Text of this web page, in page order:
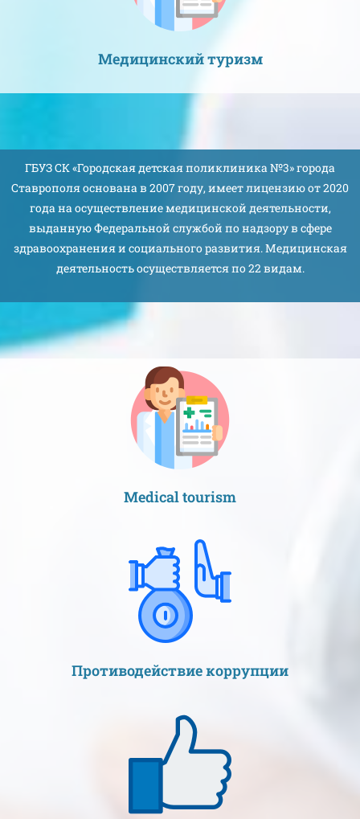
Медицинский туризм
ГБУЗ СК «Городская детская поликлиника №3» города
Ставрополя основана в 2007 году, имеет лицензию от 2020
года на осуществление медицинской деятельности,
выданную Федеральной службой по надзору в сфере
здравоохранения и социального развития. Медицинская
деятельность осуществляется по 22 видам.
Medical tourism
Противодействие коррупции